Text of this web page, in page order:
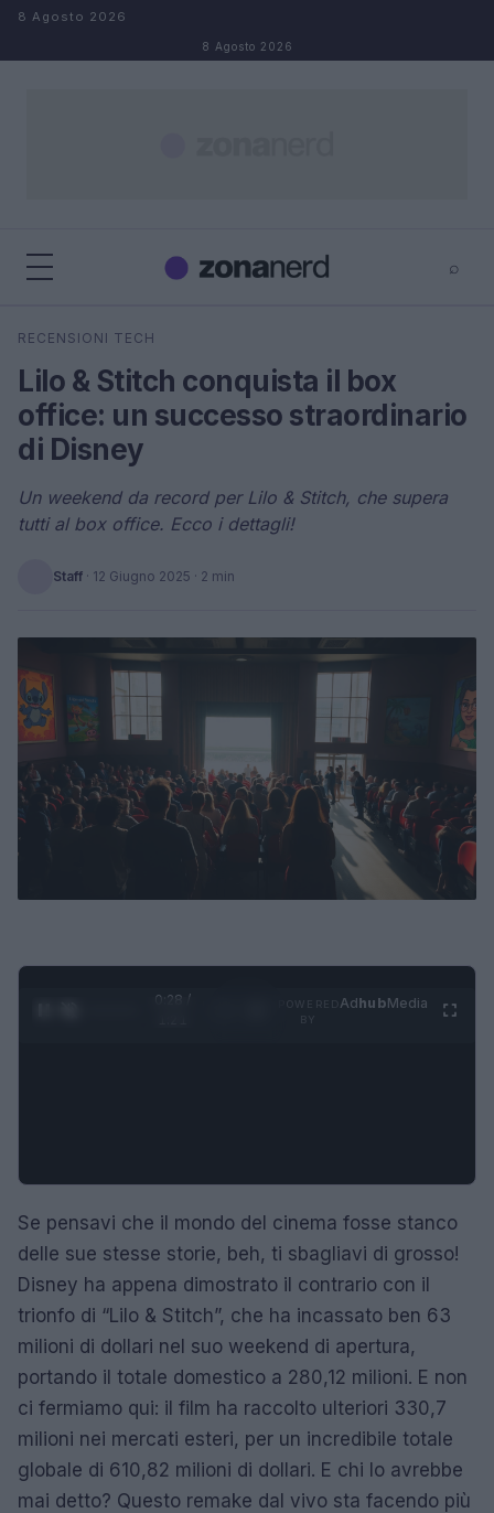
Salta al contenuto
8 Agosto 2026
8 Agosto 2026
⌕
Cerca
RECENSIONI TECH
Lilo & Stitch conquista il box
office: un successo straordinario
di Disney
Un weekend da record per Lilo & Stitch, che supera
tutti al box office. Ecco i dettagli!
Staff · 12 Giugno 2025 · 2 min
0:28 /
AdhubMedia
Se pensavi che il mondo del cinema fosse stanco
delle sue stesse storie, beh, ti sbagliavi di grosso!
Disney ha appena dimostrato il contrario con il
trionfo di “Lilo & Stitch”, che ha incassato ben 63
milioni di dollari nel suo weekend di apertura,
portando il totale domestico a 280,12 milioni. E non
ci fermiamo qui: il film ha raccolto ulteriori 330,7
milioni nei mercati esteri, per un incredibile totale
globale di 610,82 milioni di dollari. E chi lo avrebbe
mai detto? Questo remake dal vivo sta facendo più